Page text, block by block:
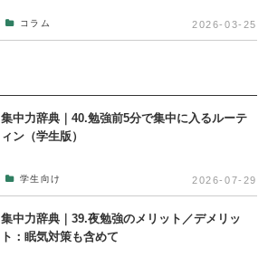
コラム 2026-03-25
集中力辞典｜40.勉強前5分で集中に入るルーテ
ィン（学生版）
学生向け 2026-07-29
集中力辞典｜39.夜勉強のメリット／デメリッ
ト：眠気対策も含めて